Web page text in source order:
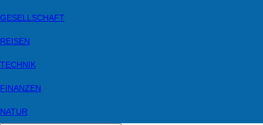
GESELLSCHAFT
REISEN
TECHNIK
FINANZEN
NATUR